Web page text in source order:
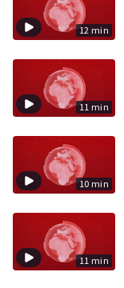
12 min
11 min
10 min
11 min